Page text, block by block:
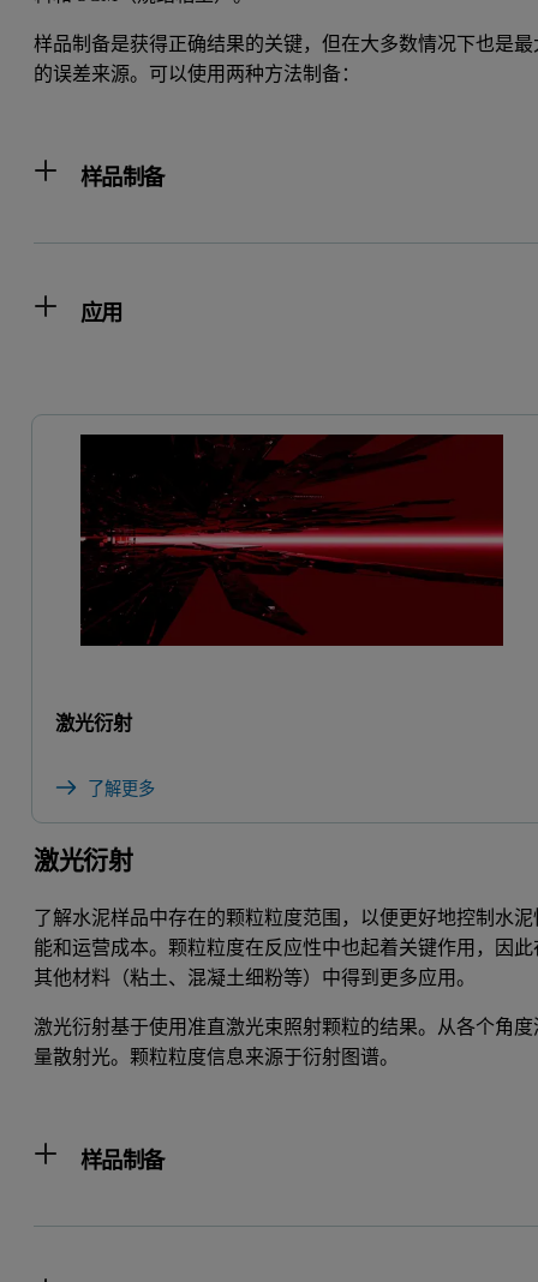
样品制备是获得正确结果的关键，但在大多数情况下也是最
的误差来源。可以使用两种方法制备：
样品制备
应用
激光衍射
了解更多
激光衍射
了解水泥样品中存在的颗粒粒度范围，以便更好地控制水泥
能和运营成本。颗粒粒度在反应性中也起着关键作用，因此
其他材料（粘土、混凝土细粉等）中得到更多应用。
激光衍射基于使用准直激光束照射颗粒的结果。从各个角度
量散射光。颗粒粒度信息来源于衍射图谱。
样品制备